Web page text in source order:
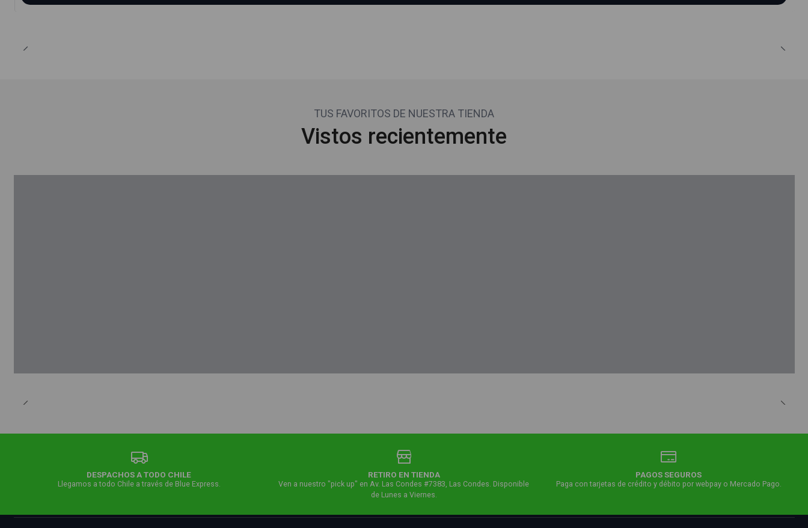
TUS FAVORITOS DE NUESTRA TIENDA
Vistos recientemente
DESPACHOS A TODO CHILE
Llegamos a todo Chile a través de Blue Express.
RETIRO EN TIENDA
Ven a nuestro "pick up" en Av. Las Condes #7383, Las Condes. Disponible
de Lunes a Viernes.
PAGOS SEGUROS
Paga con tarjetas de crédito y débito por webpay o Mercado Pago.